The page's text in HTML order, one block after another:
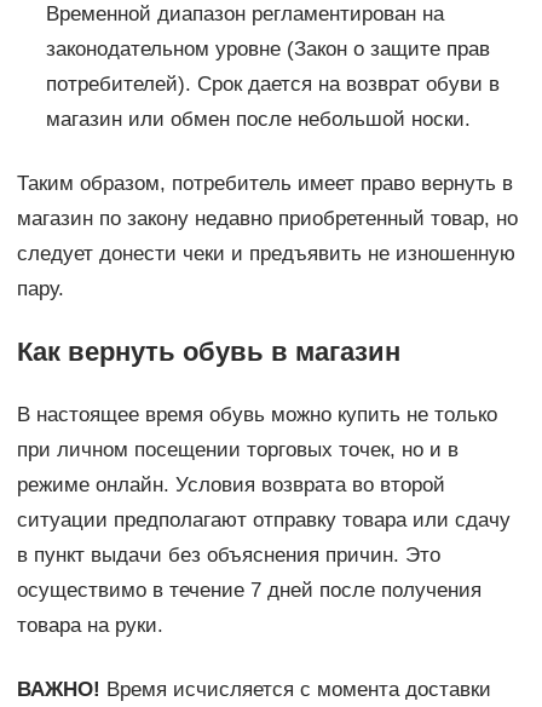
Временной диапазон регламентирован на
законодательном уровне (Закон о защите прав
потребителей). Срок дается на возврат обуви в
магазин или обмен после небольшой носки.
Таким образом, потребитель имеет право вернуть в
магазин по закону недавно приобретенный товар, но
следует донести чеки и предъявить не изношенную
пару.
Как вернуть обувь в магазин
В настоящее время обувь можно купить не только
при личном посещении торговых точек, но и в
режиме онлайн. Условия возврата во второй
ситуации предполагают отправку товара или сдачу
в пункт выдачи без объяснения причин. Это
осуществимо в течение 7 дней после получения
товара на руки.
ВАЖНО! Время исчисляется с момента доставки